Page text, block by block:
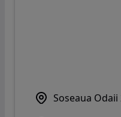
Soseaua Odaii